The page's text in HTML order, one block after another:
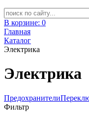
В корзине: 0
Главная
Каталог
Электрика
Электрика
Предохранители
Фильтр